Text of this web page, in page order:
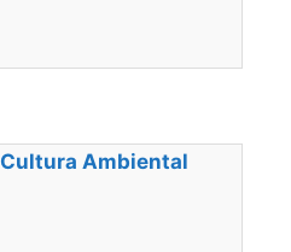
Cultura Ambiental